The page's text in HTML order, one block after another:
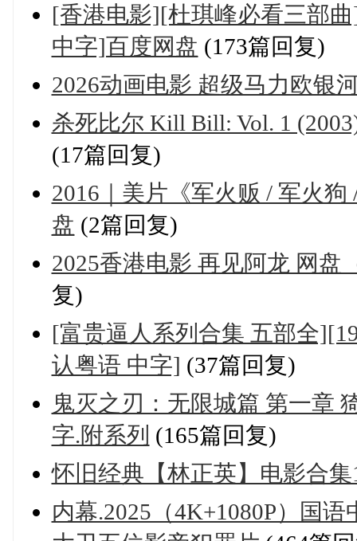
[香港电影][杜琪峰必看三部
中字]百度网盘 (173篇回复)
2026动画电影 超级马力欧银
杀死比尔 Kill Bill: Vol. 1
(17篇回复)
2016｜美片《军火贩 / 军火
盘 (2篇回复)
2025香港电影 再见阿龙 网盘
复)
[富贵逼人系列合集 五部全
认粤语 中字] (37篇回复)
鬼灭之刃：无限城篇 第一章
字.附系列 (165篇回复)
怀旧经典【林正英】电影合
内幕.2025（4K+1080P）国